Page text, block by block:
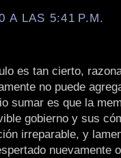
A LAS 5:41 P.M.
es tan cierto,
no puede
sumar es que la
gobierno y sus
irreparable, y
nuevamente